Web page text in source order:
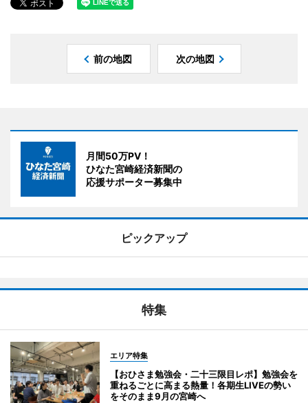
前の地図 次の地図
月間50万PV！
ひなた宮崎経済新聞の
応援サポーター募集中
ピックアップ
特集
エリア特集
【おひさま勉強会・二十三限目レポ】勉強会を
重ねるごとに高まる熱量！各期生LIVEの勢い
をそのまま9月の宮崎へ